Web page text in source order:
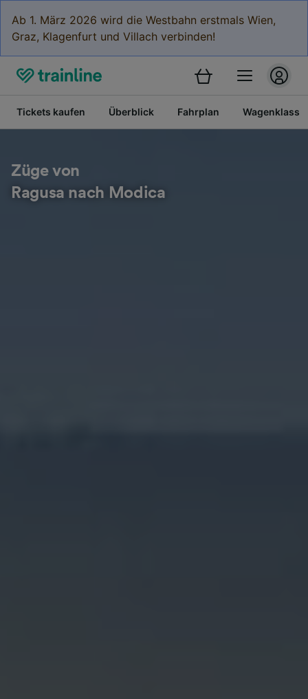
Ab 1. März 2026 wird die Westbahn erstmals Wien,
Graz, Klagenfurt und Villach verbinden!
Tickets kaufen Überblick Fahrplan
Züge von
Ragusa nach Modica